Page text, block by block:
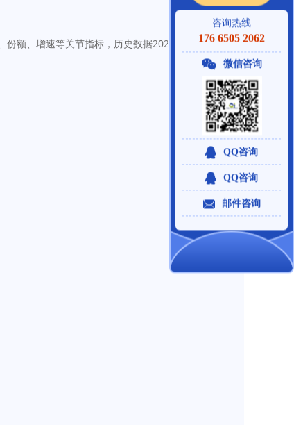
咨询热线
176 6505 2062
微信咨询
QQ咨询
QQ咨询
邮件咨询
份额、增速等关节指标，历史数据2021-2025，预